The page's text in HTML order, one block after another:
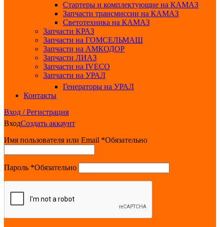
Стартеры и комплектующие на КАМАЗ
Запчасти трансмиссии на КАМАЗ
Светотехника на КАМАЗ
Запчасти КРАЗ
Запчасти на ГОМСЕЛЬМАШ
Запчасти на АМКОДОР
Запчасти ЛИАЗ
Запчасти на IVECO
Запчасти на УРАЛ
Генераторы на УРАЛ
Контакты
Вход / Регистрация
ВходСоздать аккаунт
Имя пользователя или Email *Обязательно
Пароль *Обязательно